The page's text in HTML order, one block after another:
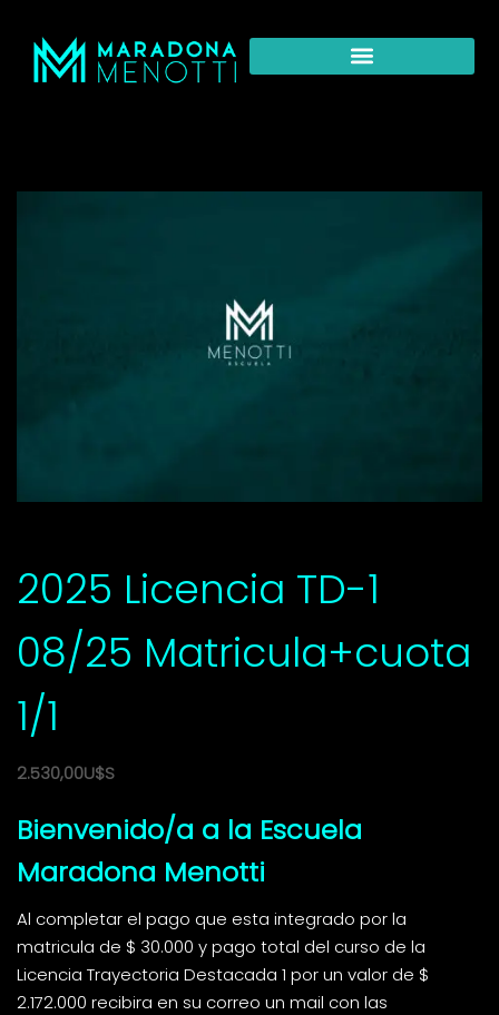
2025 Licencia TD-1
08/25 Matricula+cuota
1/1
2.530,00U$S
Bienvenido/a a la Escuela
Maradona Menotti
Al completar el pago que esta integrado por la
matricula de $ 30.000 y pago total del curso de la
Licencia Trayectoria Destacada 1 por un valor de $
2.172.000 recibira en su correo un mail con las